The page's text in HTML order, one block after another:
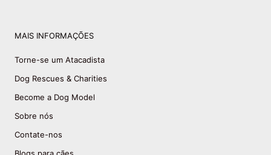
MAIS INFORMAÇÕES
Torne-se um Atacadista
Dog Rescues & Charities
Become a Dog Model
Sobre nós
Contate-nos